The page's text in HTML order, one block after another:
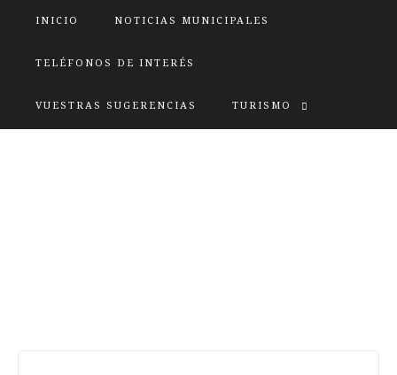
INICIO NOTICIAS MUNICIPALES
TELÉFONOS DE INTERÉS
VUESTRAS SUGERENCIAS TURISMO